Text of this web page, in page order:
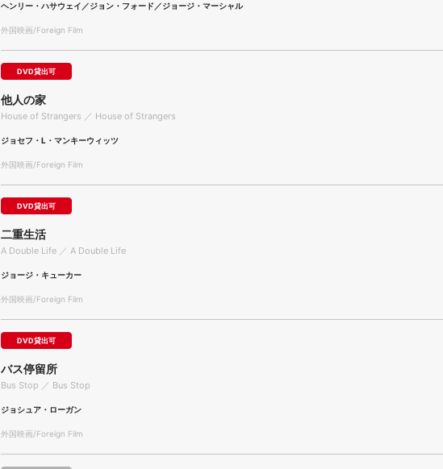
ヘンリー・ハサウェイ／ジョン・フォード／ジョージ・マーシャル
外国映画/Foreign Film
DVD貸出可
他人の家
House of Strangers ／ House of Strangers
ジョセフ・L・マンキーウィッツ
外国映画/Foreign Film
DVD貸出可
二重生活
A Double Life ／ A Double Life
ジョージ・キューカー
外国映画/Foreign Film
DVD貸出可
バス停留所
Bus Stop ／ Bus Stop
ジョシュア・ローガン
外国映画/Foreign Film